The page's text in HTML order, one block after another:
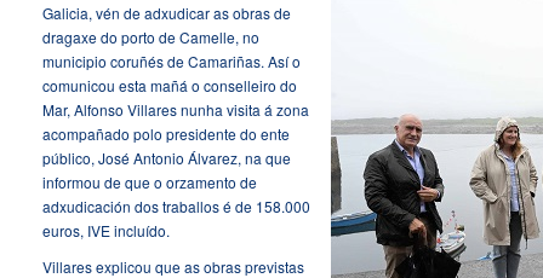
Galicia, vén de adxudicar as obras de
dragaxe do porto de Camelle, no
municipio coruñés de Camariñas. Así o
comunicou esta mañá o conselleiro do
Mar, Alfonso Villares nunha visita á zona
acompañado polo presidente do ente
público, José Antonio Álvarez, na que
informou de que o orzamento de
adxudicación dos traballos é de 158.000
euros, IVE incluído.
Villares explicou que as obras previstas